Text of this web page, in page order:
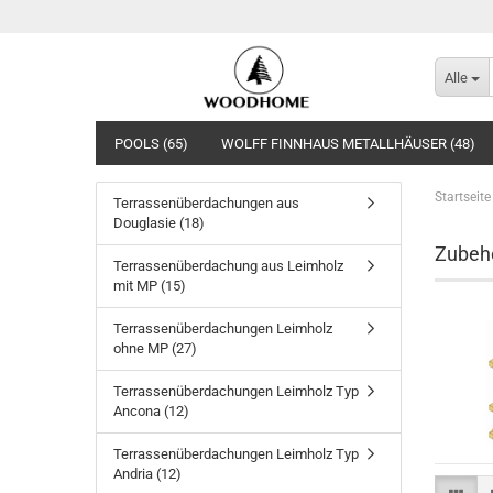
Alle
POOLS (65) WOLFF FINNHAUS METALLHÄUSER (48)
Startseite
Terrassenüberdachungen aus
Douglasie (18)
Terrassenüberdachung aus Leimholz
mit MP (15)
Terrassenüberdachungen Leimholz
ohne MP (27)
Terrassenüberdachungen Leimholz Typ
Ancona (12)
Terrassenüberdachungen Leimholz Typ
Andria (12)